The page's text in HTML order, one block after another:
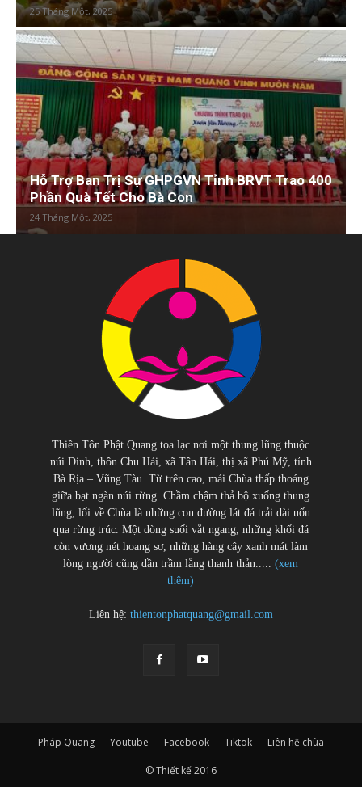
25 Tháng Một, 2025
Hỗ Trợ Ban Trị Sự GHPGVN Tỉnh BRVT Trao 400
Phần Quà Tết Cho Bà Con
24 Tháng Một, 2025
Thiền Tôn Phật Quang tọa lạc nơi một thung lũng thuộc
núi Dinh, thôn Chu Hải, xã Tân Hải, thị xã Phú Mỹ, tỉnh
Bà Rịa – Vũng Tàu. Từ trên cao, mái Chùa thấp thoáng
giữa bạt ngàn núi rừng. Chầm chậm thả bộ xuống thung
lũng, lối về Chùa là những con đường lát đá trải dài uốn
qua rừng trúc. Một dòng suối vắt ngang, những khối đá
còn vương nét hoang sơ, những hàng cây xanh mát làm
lòng người cũng dần trầm lắng thanh thản.....(xem
thêm)
Liên hệ: thientonphatquang@gmail.com
Pháp Quang Youtube Facebook Tiktok Liên hệ chùa
© Thiết kế 2016